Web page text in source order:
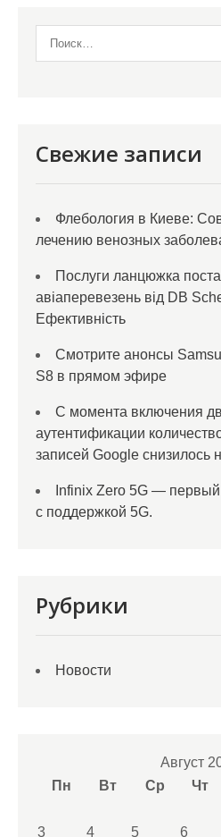
Свежие записи
Флебология в Киеве:
лечению венозных
Послуги ланцюжка
авіаперевезень від DB
Ефективність
Смотрите анонсы
S8 в прямом эфире
С момента включения
аутентификации
записей Google снизилось
Infinix Zero 5G —
с поддержкой 5G.
Рубрики
Новости
Август
Пн
Вт Ср Чт
3
4 5 6